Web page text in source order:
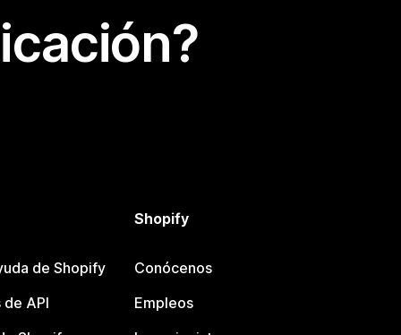
de Shopify
API
Shopify
Conócenos
Empleos